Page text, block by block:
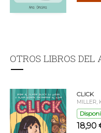
OTROS LIBROS DEL
CLICK
MILLER,
18,90